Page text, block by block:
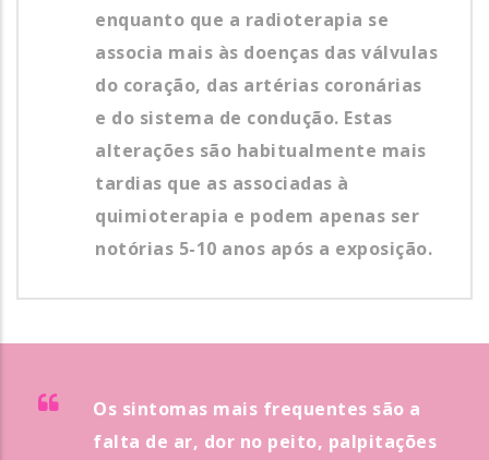
enquanto que a radioterapia se
associa mais às doenças das válvulas
do coração, das artérias coronárias
e do sistema de condução. Estas
alterações são habitualmente mais
tardias que as associadas à
quimioterapia e podem apenas ser
notórias 5-10 anos após a exposição.
Os sintomas mais frequentes são a
falta de ar, dor no peito, palpitações